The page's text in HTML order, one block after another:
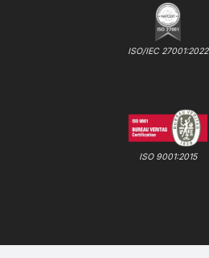
ISO/IEC 27001:2022
ISO 9001:2015